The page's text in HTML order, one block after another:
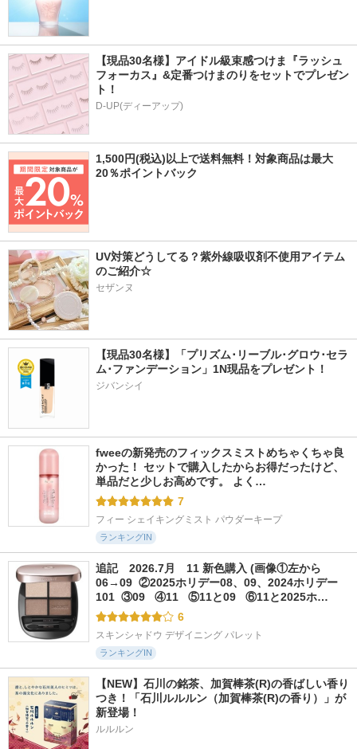
【現品30名様】アイドル級束感つけま『ラッシュ
フォーカス』&定番つけまのりをセットでプレゼン
ト！
D-UP(ディーアップ)
1,500円(税込)以上で送料無料！対象商品は最大
20％ポイントバック
UV対策どうしてる？紫外線吸収剤不使用アイテム
のご紹介☆
セザンヌ
【現品30名様】「プリズム･リーブル･グロウ･セラ
ジバンシイ
fweeの新発売のフィックスミストめちゃくちゃ良
かった！ セットで購入したからお得だったけど、
単品だと少しお高めです。 よく…
7
フィー シェイキングミスト パウダーキープ
ランキングIN
追記　2026.7月　11 新色購入 (画像①左から
06→09  ②2025ホリデー08、09、2024ホリデー
101  ③09   ④11   ⑤11と09   ⑥11と2025ホ…
6
スキンシャドウ デザイニング パレット
ランキングIN
【NEW】石川の銘茶、加賀棒茶(R)の香ばしい香り
つき！「石川ルルルン（加賀棒茶(R)の香り）」が
新登場！
ルルルン